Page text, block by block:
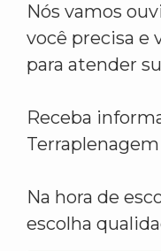
Nós vamos
você precisa e
para atender
Receba
Na hora de
escolha